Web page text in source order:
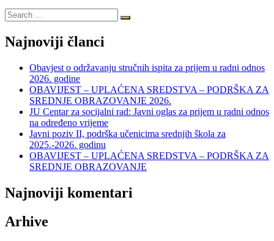
Najnoviji članci
Obavjest o održavanju stručnih ispita za prijem u radni odnos
2026. godine
OBAVIJEST – UPLAĆENA SREDSTVA – PODRŠKA ZA
SREDNJE OBRAZOVANJE 2026.
JU Centar za socijalni rad: Javni oglas za prijem u radni odnos
na određeno vrijeme
Javni poziv II, podrška učenicima srednjih škola za
2025.-2026. godinu
OBAVIJEST – UPLAĆENA SREDSTVA – PODRŠKA ZA
SREDNJE OBRAZOVANJE
Najnoviji komentari
Arhive